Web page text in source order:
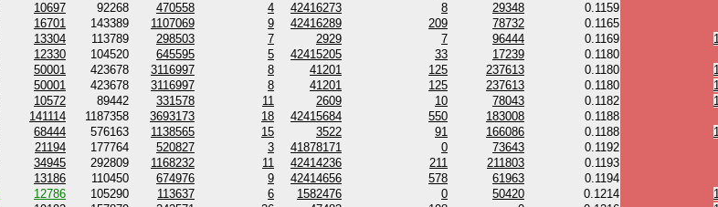
10697 92268 470558 4 42416273 8 29348
0.1159
16701 143389 1107069 9 42416289 209 78732
0.1165
13304 113789 298503 7 2929 7 96444 0.1169
12330 104520 645595 5 42415205 33 17239
0.1180
50001 423678 3116997 8 41201 125 237613 0.1180
50001 423678 3116997 8 41201 125 237613 0.1180
10572 89442 331578 11 2609 10 78043 0.1182
141114 1187358 3693173 18 42415684 550 183008
0.1188
68444 576163 1138565 15 3522 91 166086 0.1188
21194 177764 520827 3 41878171 0 73643
0.1192
34945 292809 1168232 11 42414236 211 211803
0.1193
13186 110450 674976 9 42414656 578 61963
0.1194
12786 105290 113637 6 1582476 0 50420 0.1214